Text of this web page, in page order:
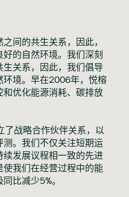
间的共生关系，因此，
的自然环境。我们深刻
关系，因此，我们倡导
环境。早在2006年，悦榕
优化能源消耗、碳排放
了战略合作伙伴关系，以
。我们不仅关注短期运
发展议程相一致的先进
我们在经营过程中的能
比减少5%。